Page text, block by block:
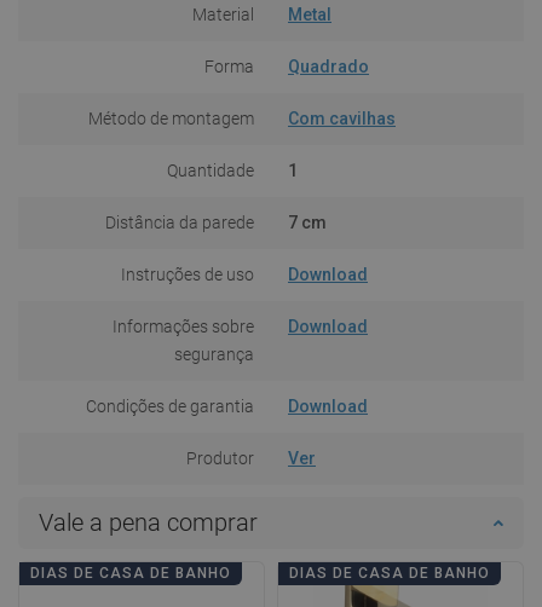
Material Metal
Forma Quadrado
Método de montagem Com cavilhas
Quantidade 1
Distância da parede 7 cm
Instruções de uso Download
Informações sobre
segurança
Download
Condições de garantia Download
Produtor Ver
Vale a pena comprar
DIAS DE CASA DE BANHO DIAS DE CASA DE BANHO